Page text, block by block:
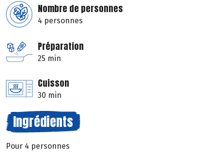
Nombre de personnes
4 personnes
Préparation
25 min
Cuisson
30 min
Ingrédients
Pour 4 personnes